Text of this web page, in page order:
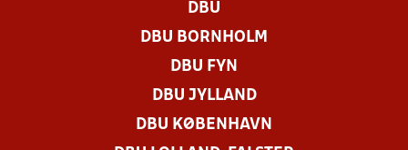
DBU
DBU BORNHOLM
DBU FYN
DBU JYLLAND
DBU KØBENHAVN